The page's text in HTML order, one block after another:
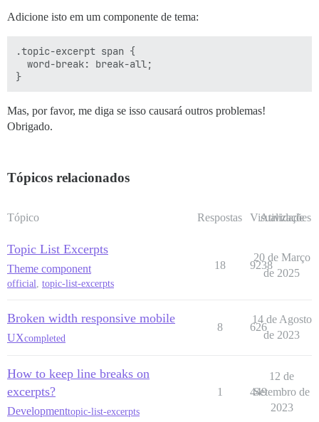
Adicione isto em um componente de tema:
.topic-excerpt span {
  word-break: break-all;
Mas, por favor, me diga se isso causará outros problemas!
Obrigado.
Tópicos relacionados
Tópico Respostas Visualizações
Atividade
Topic List Excerpts
Theme component
official, topic-list-excerpts
18 9238
20 de Março
de 2025
Broken width responsive mobile
UXcompleted
8 626
14 de Agosto
de 2023
How to keep line breaks on
excerpts?
Developmenttopic-list-excerpts
1 449
12 de
Setembro de
2023